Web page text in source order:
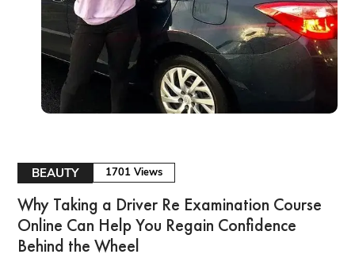
BEAUTY 1701 Views
Why Taking a Driver Re Examination Course
Online Can Help You Regain Confidence
Behind the Wheel